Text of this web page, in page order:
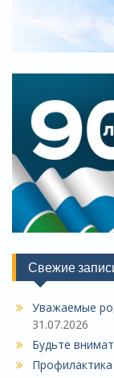
Свежие
Уважаемые
31.07.2026
Будьте